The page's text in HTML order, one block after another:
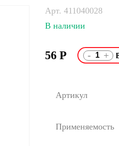
Арт. 411040028
В наличии
56 Р - +
Артикул
Применяемость